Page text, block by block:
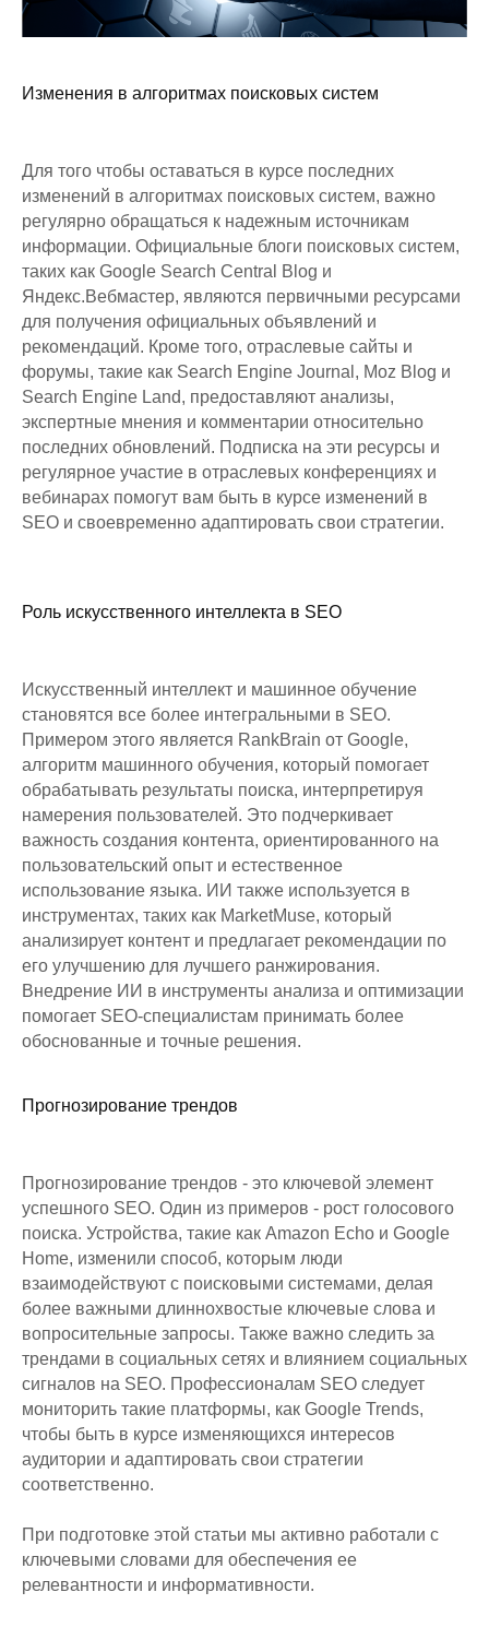
Изменения в алгоритмах поисковых систем
Для того чтобы оставаться в курсе последних
изменений в алгоритмах поисковых систем, важно
регулярно обращаться к надежным источникам
информации. Официальные блоги поисковых систем,
таких как Google Search Central Blog и
Яндекс.Вебмастер, являются первичными ресурсами
для получения официальных объявлений и
рекомендаций. Кроме того, отраслевые сайты и
форумы, такие как Search Engine Journal, Moz Blog и
Search Engine Land, предоставляют анализы,
экспертные мнения и комментарии относительно
последних обновлений. Подписка на эти ресурсы и
регулярное участие в отраслевых конференциях и
вебинарах помогут вам быть в курсе изменений в
SEO и своевременно адаптировать свои стратегии.
Роль искусственного интеллекта в SEO
Искусственный интеллект и машинное обучение
становятся все более интегральными в SEO.
Примером этого является RankBrain от Google,
алгоритм машинного обучения, который помогает
обрабатывать результаты поиска, интерпретируя
намерения пользователей. Это подчеркивает
важность создания контента, ориентированного на
пользовательский опыт и естественное
использование языка. ИИ также используется в
инструментах, таких как MarketMuse, который
анализирует контент и предлагает рекомендации по
его улучшению для лучшего ранжирования.
Внедрение ИИ в инструменты анализа и оптимизации
помогает SEO-специалистам принимать более
обоснованные и точные решения.
Прогнозирование трендов
Прогнозирование трендов - это ключевой элемент
успешного SEO. Один из примеров - рост голосового
поиска. Устройства, такие как Amazon Echo и Google
Home, изменили способ, которым люди
взаимодействуют с поисковыми системами, делая
более важными длиннохвостые ключевые слова и
вопросительные запросы. Также важно следить за
трендами в социальных сетях и влиянием социальных
сигналов на SEO. Профессионалам SEO следует
мониторить такие платформы, как Google Trends,
чтобы быть в курсе изменяющихся интересов
аудитории и адаптировать свои стратегии
соответственно.
При подготовке этой статьи мы активно работали с
ключевыми словами для обеспечения ее
релевантности и информативности.